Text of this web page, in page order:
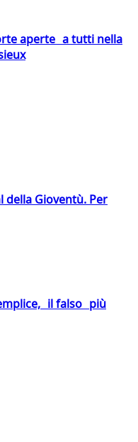
aperte a tutti nella
della Gioventù. Per
il falso più